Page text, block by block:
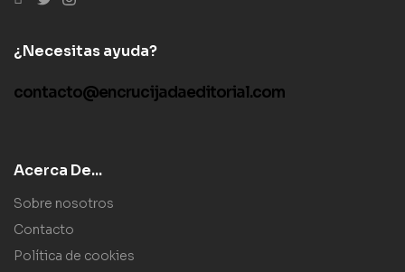
¿Necesitas ayuda?
contacto@encrucijadaeditorial.com
Acerca De...
Sobre nosotros
Contacto
Política de cookies